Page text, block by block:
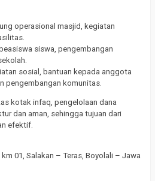
operasional masjid, kegiatan
siswa, pengembangan
sosial, bantuan kepada anggota
pengembangan komunitas.
kotak infaq, pengelolaan dana
dan aman, sehingga tujuan dari
efektif.
01, Salakan – Teras, Boyolali – Jawa